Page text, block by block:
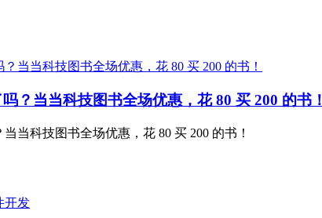
？当当科技图书全场优惠，花 80 买 200 的书！
当科技图书全场优惠，花 80 买 200 的书！